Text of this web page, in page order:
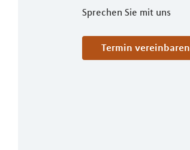
Sprechen Sie mit uns
Termin vereinbaren